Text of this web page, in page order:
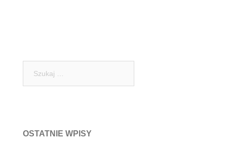
OSTATNIE WPISY